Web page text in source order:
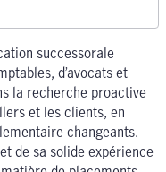
successorale
d’avocats et
la recherche proactive
et les clients, en
changeants.
de sa solide expérience